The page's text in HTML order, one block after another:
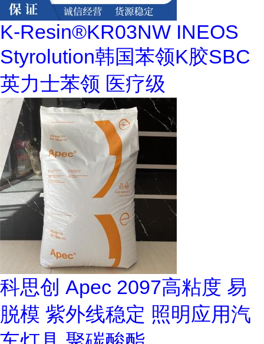
K-Resin®KR03NW INEOS
Styrolution韩国苯领K胶SBC
英力士苯领 医疗级
科思创 Apec 2097高粘度 易
脱模 紫外线稳定 照明应用汽